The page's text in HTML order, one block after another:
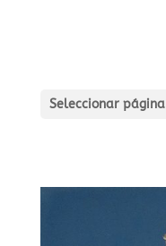
Seleccionar página